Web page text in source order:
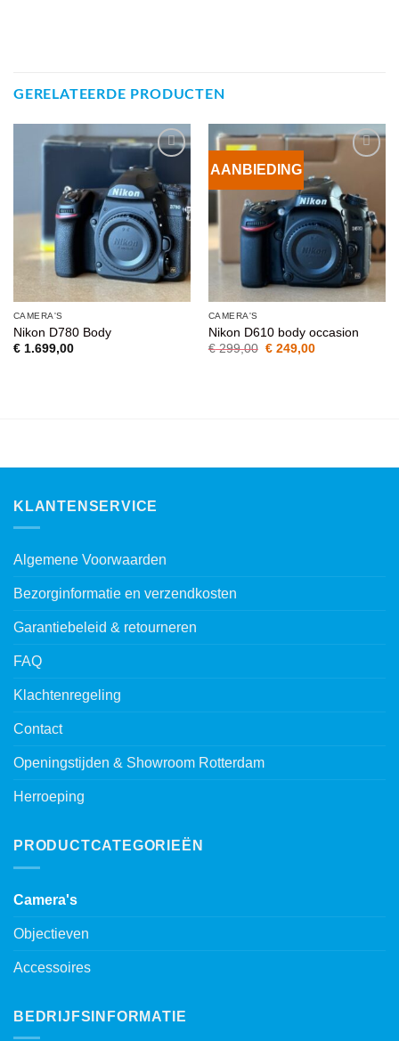
GERELATEERDE PRODUCTEN
VOEG TOE
AAN
WENSENLIJST
CAMERA'S
Nikon D780 Body
€1.699,00
AANBIEDINGVOEG TOE
AAN
WENSENLIJST
CAMERA'S
Nikon D610 body occasion
€299,00 Oorspronkelijke
€249,00Huidige
KLANTENSERVICE
Algemene Voorwaarden
Bezorginformatie en verzendkosten
Garantiebeleid & retourneren
FAQ
Klachtenregeling
Contact
Openingstijden & Showroom Rotterdam
Herroeping
PRODUCTCATEGORIEËN
Camera's
Objectieven
Accessoires
BEDRIJFSINFORMATIE